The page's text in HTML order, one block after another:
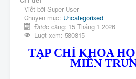
Viết bởi Super User
Chuyên mục: Uncategorised
Được đăng: 15 Tháng 1 2026
Lượt xem: 580815
TẠP CHÍ KHOA
MIỀN